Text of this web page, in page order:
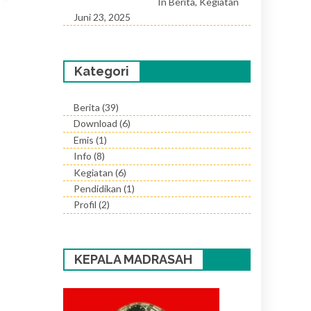
Juni 23, 2025
Kategori
Berita (39)
Download (6)
Emis (1)
Info (8)
Kegiatan (6)
Pendidikan (1)
Profil (2)
KEPALA MADRASAH